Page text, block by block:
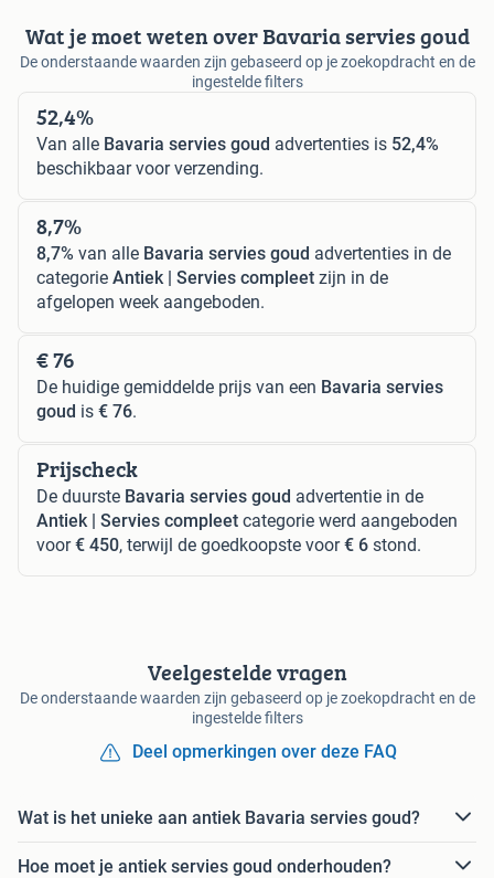
Wat je moet weten over Bavaria servies goud
De onderstaande waarden zijn gebaseerd op je zoekopdracht en de
ingestelde filters
52,4%
Van alle Bavaria servies goud advertenties is 52,4%
beschikbaar voor verzending.
8,7%
8,7% van alle Bavaria servies goud advertenties in de
categorie Antiek | Servies compleet zijn in de
afgelopen week aangeboden.
€ 76
De huidige gemiddelde prijs van een Bavaria servies
goud is € 76.
Prijscheck
De duurste Bavaria servies goud advertentie in de
Antiek | Servies compleet categorie werd aangeboden
voor€ 450, terwijl de goedkoopste voor€ 6 stond.
Veelgestelde vragen
De onderstaande waarden zijn gebaseerd op je zoekopdracht en de
ingestelde filters
Deel opmerkingen over deze FAQ
Wat is het unieke aan antiek Bavaria servies goud?
Hoe moet je antiek servies goud onderhouden?